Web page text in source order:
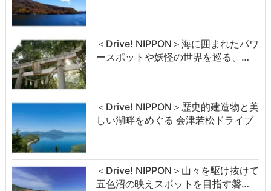
＜Drive! NIPPON＞海に囲まれたパワ
ースポットや妖怪の世界を巡る、…
＜Drive! NIPPON＞歴史的建造物と美
しい湖畔をめぐる 会津若松ドライブ
＜Drive! NIPPON＞山々を駆け抜けて
五色沼の映えスポットを目指す磐…